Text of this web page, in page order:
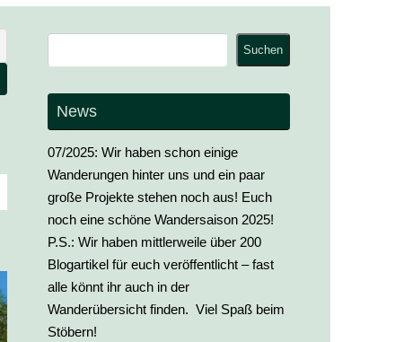
Suchen
News
07/2025: Wir haben schon einige
Wanderungen hinter uns und ein paar
große Projekte stehen noch aus! Euch
noch eine schöne Wandersaison 2025!
P.S.: Wir haben mittlerweile über 200
Blogartikel für euch veröffentlicht – fast
alle könnt ihr auch in der
Wanderübersicht finden. Viel Spaß beim
Stöbern!